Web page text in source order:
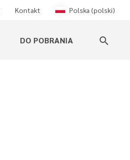
Kontakt Polska (polski)
DO POBRANIA search